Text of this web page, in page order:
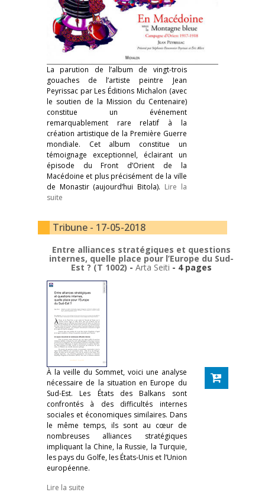
La parution de l’album de vingt-trois
gouaches de l’artiste peintre Jean
Peyrissac par Les Éditions Michalon (avec
le soutien de la Mission du Centenaire)
constitue un événement
remarquablement rare relatif à la
création artistique de la Première Guerre
mondiale. Cet album constitue un
témoignage exceptionnel, éclairant un
épisode du Front d’Orient de la
Macédoine et plus précisément de la ville
de Monastir (aujourd’hui Bitola). Lire la
suite
Tribune - 17-05-2018
Entre alliances stratégiques et questions
internes, quelle place pour l’Europe du Sud-
Est ? (T 1002) - Arta Seiti - 4 pages
À la veille du Sommet, voici une analyse
nécessaire de la situation en Europe du
Sud-Est. Les États des Balkans sont
confrontés à des difficultés internes
sociales et économiques similaires. Dans
le même temps, ils sont au cœur de
nombreuses alliances stratégiques
impliquant la Chine, la Russie, la Turquie,
les pays du Golfe, les États-Unis et l’Union
européenne.
Lire la suite